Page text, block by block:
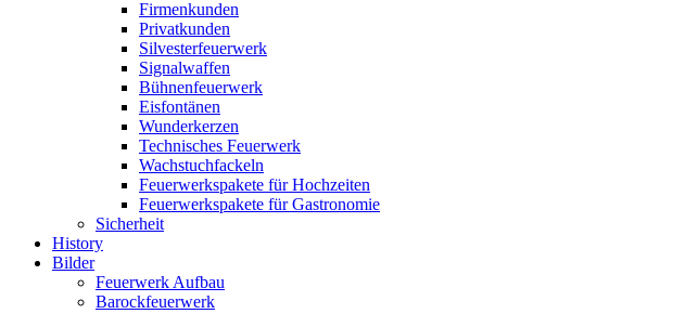
Firmenkunden
Privatkunden
Silvesterfeuerwerk
Signalwaffen
Bühnenfeuerwerk
Eisfontänen
Wunderkerzen
Technisches Feuerwerk
Wachstuchfackeln
Feuerwerkspakete für Hochzeiten
Feuerwerkspakete für Gastronomie
Sicherheit
History
Bilder
Feuerwerk Aufbau
Barockfeuerwerk